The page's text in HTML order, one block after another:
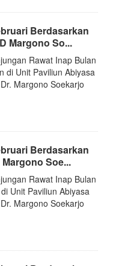
Berdasarkan
Margono So...
Rawat Inap Bulan
di Unit Paviliun Abiyasa
Margono Soekarjo
Berdasarkan
Soe...
Rawat Inap Bulan
Unit Paviliun Abiyasa
Margono Soekarjo